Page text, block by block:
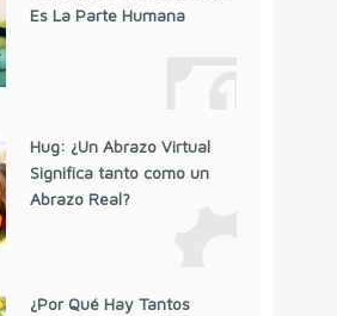
Es La Parte Humana
Hug: ¿Un Abrazo Virtual
Significa tanto como un
Abrazo Real?
¿Por Qué Hay Tantos